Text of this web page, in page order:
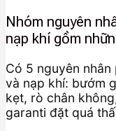
Nhóm nguyên
nạp khí gồm
Có 5 nguyên
và nạp khí: bướm
kẹt, rò chân
garanti đặt quá